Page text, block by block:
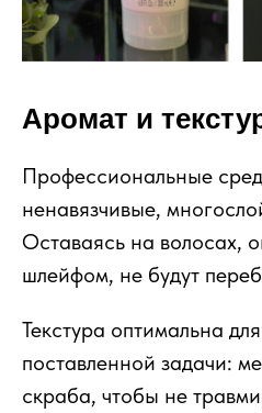
Аромат и
Профессиональные
ненавязчивые,
Оставаясь на волосах,
шлейфом, не будут
Текстура оптимальна
поставленной задачи:
скраба, чтобы не